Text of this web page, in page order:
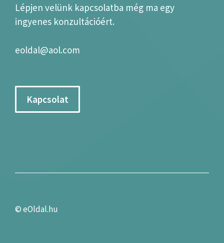
Lépjen velünk kapcsolatba még ma egy
ingyenes konzultációért.
eoldal@aol.com
Kapcsolat
©eOldal.hu